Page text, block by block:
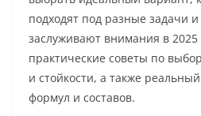
подходят под разные задачи
заслуживают внимания в 2025
практические советы по
и стойкости, а также
формул и составов.